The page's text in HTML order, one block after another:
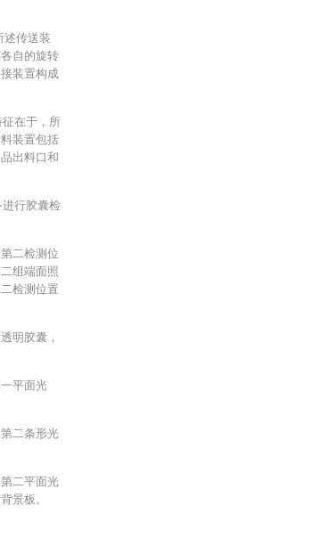
述传送装
自的旋转
装置构成
在于，所
装置包括
出料口和
行胶囊检
二检测位
组端面照
检测位置
明胶囊，
平面光
二条形光
二平面光
景板。